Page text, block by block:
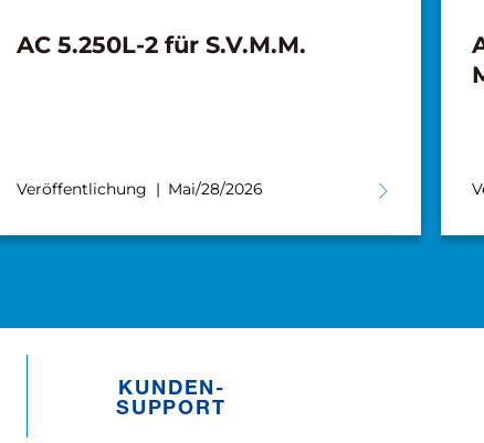
AC 5.250L-2 für S.V.M.M.
Veröffentlichung Mai/28/2026
KUNDEN­­
SUPPORT